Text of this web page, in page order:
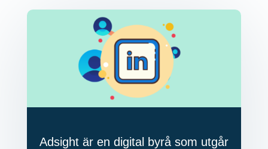
Adsight är en digital byrå som utgår